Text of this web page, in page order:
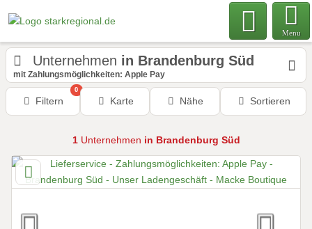
Menu
Unternehmen in Brandenburg Süd
mit Zahlungsmöglichkeiten: Apple Pay
Filtern
0
Karte Nähe Sortieren
1Unternehmen in Brandenburg Süd